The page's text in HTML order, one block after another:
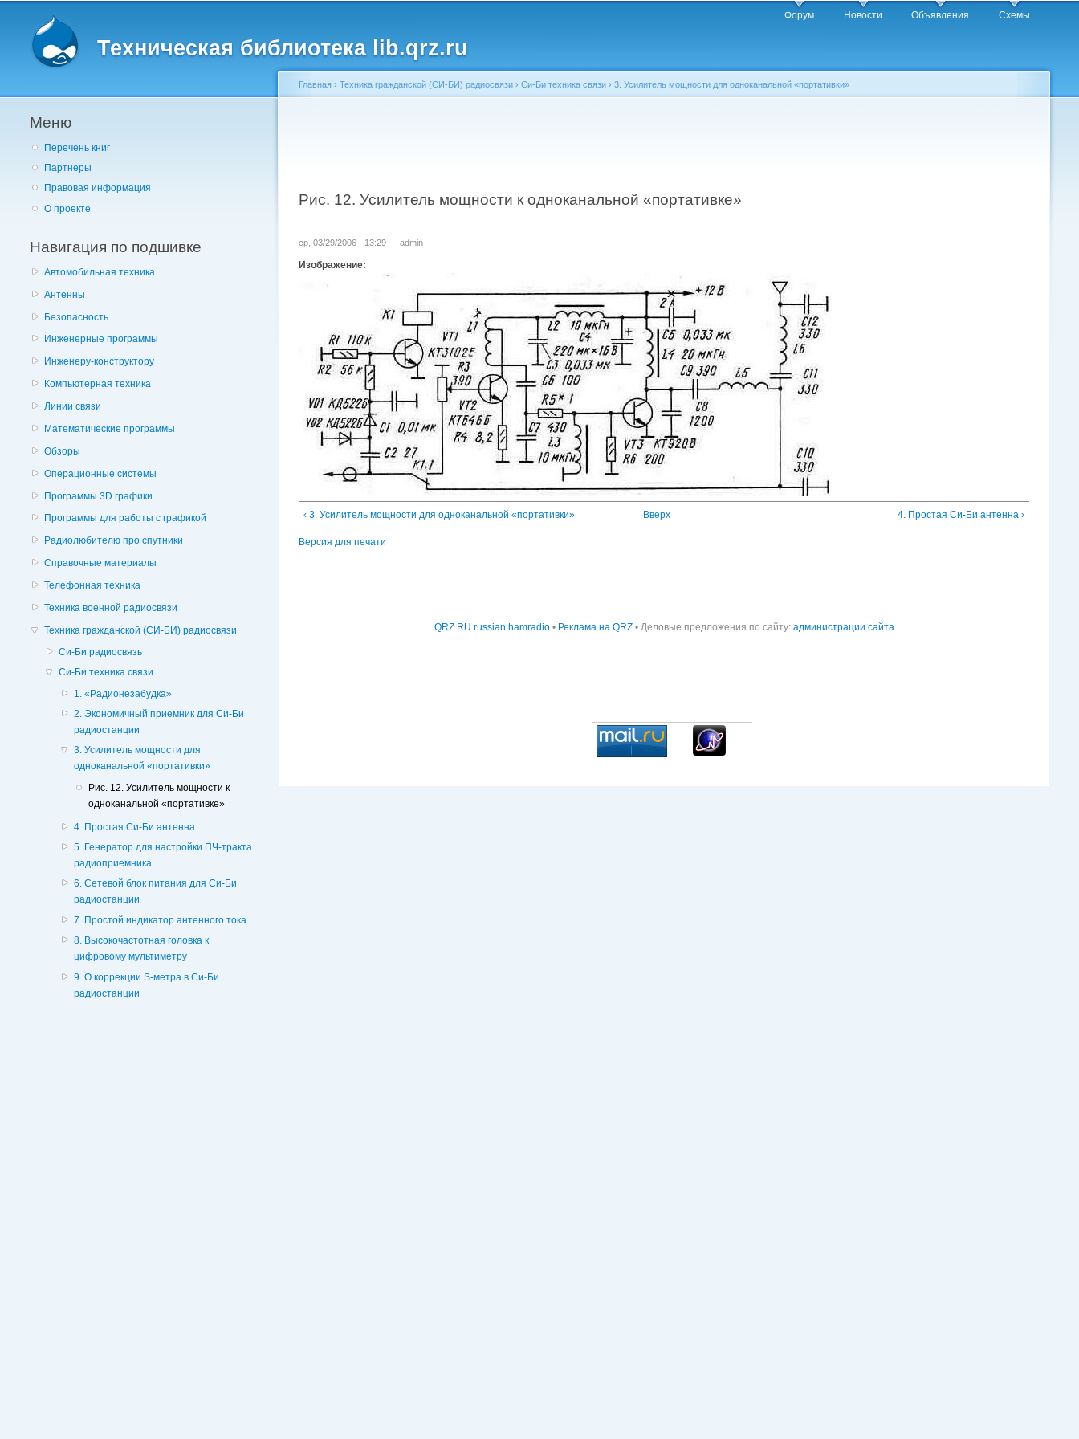
Техническая библиотека lib.qrz.ru
Форум Новости Объявления Схемы
Меню
Перечень книг
Партнеры
Правовая информация
О проекте
Навигация по подшивке
Автомобильная техника
Антенны
Безопасность
Инженерные программы
Инженеру-конструктору
Компьютерная техника
Линии связи
Математические программы
Обзоры
Операционные системы
Программы 3D графики
Программы для работы с графикой
Радиолюбителю про спутники
Справочные материалы
Телефонная техника
Техника военной радиосвязи
Техника гражданской (СИ-БИ) радиосвязи
Си-Би радиосвязь
Си-Би техника связи
1. «Радионезабудка»
2. Экономичный приемник для Си-Би
радиостанции
3. Усилитель мощности для
одноканальной «портативки»
Рис. 12. Усилитель мощности к
одноканальной «портативке»
4. Простая Си-Би антенна
5. Генератор для настройки ПЧ-тракта
радиоприемника
6. Сетевой блок питания для Си-Би
радиостанции
7. Простой индикатор антенного тока
8. Высокочастотная головка к
цифровому мультиметру
9. О коррекции S-метра в Си-Би
радиостанции
Главная › Техника гражданской (СИ-БИ) радиосвязи › Си-Би техника связи › 3. Усилитель мощности для одноканальной «портативки»
Рис. 12. Усилитель мощности к одноканальной «портативке»
ср, 03/29/2006 - 13:29 — admin
Изображение:
‹ 3. Усилитель мощности для одноканальной «портативки» Вверх 4. Простая Си-Би антенна ›
Версия для печати
QRZ.RU russian hamradio• Реклама на QRZ• Деловые предложения по сайту: администрации сайта